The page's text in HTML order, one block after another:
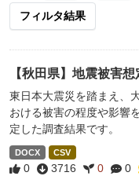
フィルタ結果
【秋田県】地震被害
東日本大震災を踏まえ、
おける被害の程度や影響
定した調査結果です。
DOCX CSV
0 3716 0 0